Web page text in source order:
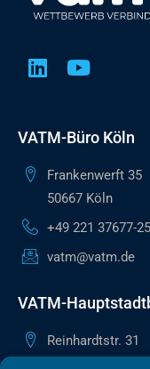
VATM-Büro Köln
Frankenwerft 35
50667 Köln
+49 221 37677-25
vatm@vatm.de
VATM-
Reinhardtstr. 31